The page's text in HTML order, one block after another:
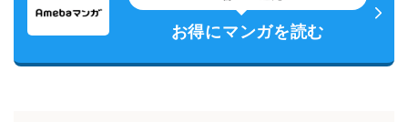
お得にマンガを読む